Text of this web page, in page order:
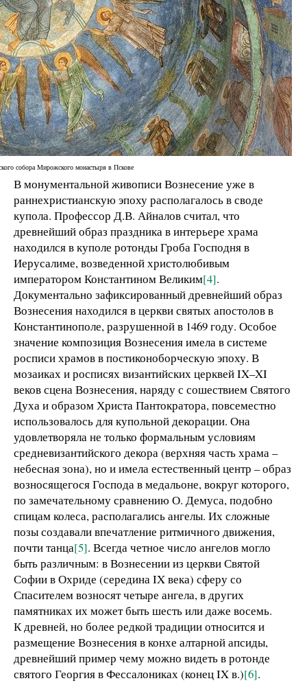
собора Мирожского монастыря в Пскове
В монументальной живописи Вознесение уже в
раннехристианскую эпоху располагалось в своде
купола. Профессор Д.В. Айналов считал, что
древнейший образ праздника в интерьере храма
находился в куполе ротонды Гроба Господня в
Иерусалиме, возведенной христолюбивым
императором Константином Великим[4].
Документально зафиксированный древнейший образ
Вознесения находился в церкви святых апостолов в
Константинополе, разрушенной в 1469 году. Особое
значение композиция Вознесения имела в системе
росписи храмов в постиконоборческую эпоху. В
мозаиках и росписях византийских церквей IX–XI
веков сцена Вознесения, наряду с сошествием Святого
Духа и образом Христа Пантократора, повсеместно
использовалось для купольной декорации. Она
удовлетворяла не только формальным условиям
средневизантийского декора (верхняя часть храма –
небесная зона), но и имела естественный центр – образ
возносящегося Господа в медальоне, вокруг которого,
по замечательному сравнению О. Демуса, подобно
спицам колеса, располагались ангелы. Их сложные
позы создавали впечатление ритмичного движения,
почти танца[5]. Всегда четное число ангелов могло
быть различным: в Вознесении из церкви Святой
Софии в Охриде (середина IX века) сферу со
Спасителем возносят четыре ангела, в других
памятниках их может быть шесть или даже восемь.
К древней, но более редкой традиции относится и
размещение Вознесения в конхе алтарной апсиды,
древнейший пример чему можно видеть в ротонде
святого Георгия в Фессалониках (конец IX в.)[6].